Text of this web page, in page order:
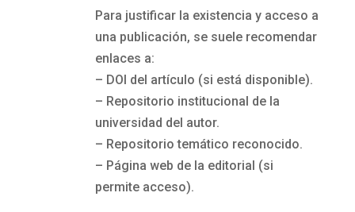
Para justificar la existencia y acceso a
una publicación, se suele recomendar
enlaces a:
– DOI del artículo (si está disponible).
– Repositorio institucional de la
universidad del autor.
– Repositorio temático reconocido.
– Página web de la editorial (si
permite acceso).